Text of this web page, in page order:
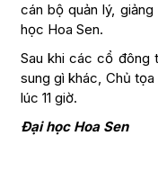
cán bộ quản lý,
học Hoa Sen.
Sau khi các cổ đông
sung gì khác, Chủ
lúc 11 giờ.
Đại học Hoa Sen